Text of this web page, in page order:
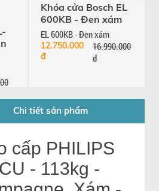
Khóa cửa Bosch EL
600KB - Đen xám
EL 600KB - Đen xám
12.750.000
đ
16.990.000
đ
Chi tiết sản phẩm
cấp PHILIPS
- 113kg -